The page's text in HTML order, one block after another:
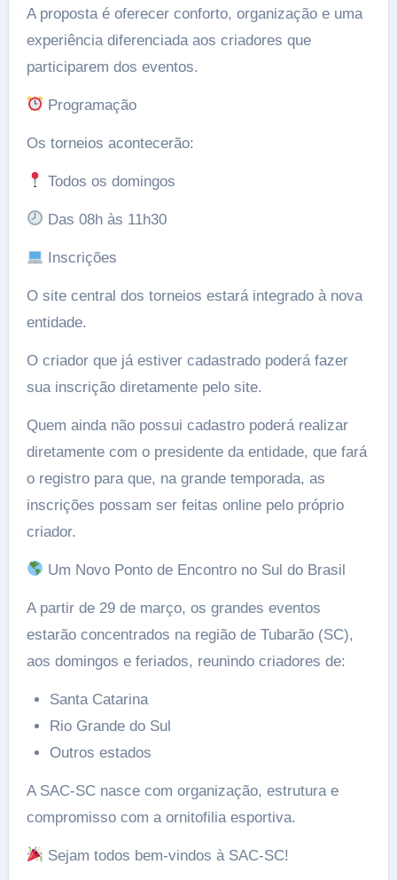
A proposta é oferecer conforto, organização e uma
experiência diferenciada aos criadores que
participarem dos eventos.
Programação
Os torneios acontecerão:
Todos os domingos
Das 08h às 11h30
Inscrições
O site central dos torneios estará integrado à nova
entidade.
O criador que já estiver cadastrado poderá fazer
sua inscrição diretamente pelo site.
Quem ainda não possui cadastro poderá realizar
diretamente com o presidente da entidade, que fará
o registro para que, na grande temporada, as
inscrições possam ser feitas online pelo próprio
criador.
Um Novo Ponto de Encontro no Sul do Brasil
A partir de 29 de março, os grandes eventos
estarão concentrados na região de Tubarão (SC),
aos domingos e feriados, reunindo criadores de:
Santa Catarina
Rio Grande do Sul
Outros estados
A SAC-SC nasce com organização, estrutura e
compromisso com a ornitofilia esportiva.
Sejam todos bem-vindos à SAC-SC!